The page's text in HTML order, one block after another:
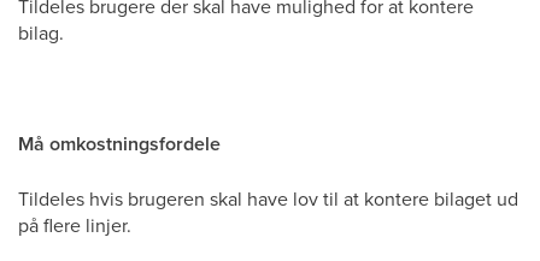
Tildeles brugere der skal have mulighed for at kontere
bilag.
Må omkostningsfordele
Tildeles hvis brugeren skal have lov til at kontere bilaget ud
på flere linjer.